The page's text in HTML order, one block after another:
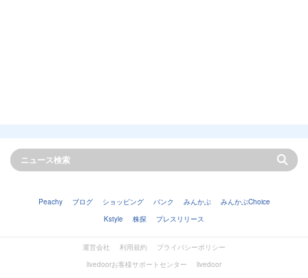
Peachy ブログ ショッピング バンク みんかぶ
みんかぶChoice
Kstyle
株探 プレスリリース
運営会社 利用規約
プライバシーポリシー
livedoorお客様サポートセンター
livedoor